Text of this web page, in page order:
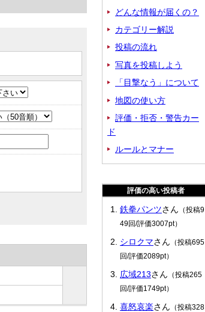
どんな情報が届くの？
カテゴリー解説
投稿の流れ
写真を投稿しよう
「目撃なう」について
地図の使い方
評価・拒否・警告カー
ド
ルールとマナー
評価の高い投稿者
鉄拳パンツさん （投稿9
49回/評価3007pt）
シロクマさん （投稿695
回/評価2089pt）
広域213さん （投稿265
回/評価1749pt）
喜怒哀楽さん （投稿328